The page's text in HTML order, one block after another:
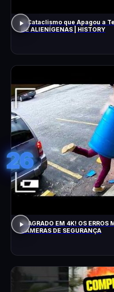
O Cataclismo que Apagou a
DE ALIENÍGENAS | HISTORY
26
FLAGRADO EM 4K! OS ERROS
CÂMERAS DE SEGURANÇA